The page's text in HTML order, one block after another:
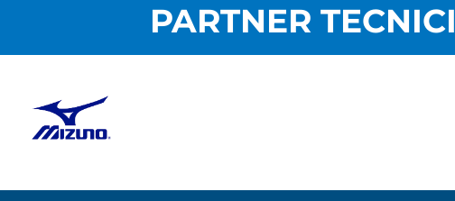
PARTNER TECNICI